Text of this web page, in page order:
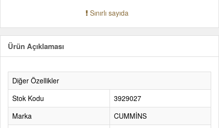
Sınırlı sayıda
Ürün Açıklaması
Diğer Özellikler
Stok Kodu
3929027
Marka
CUMMİNS